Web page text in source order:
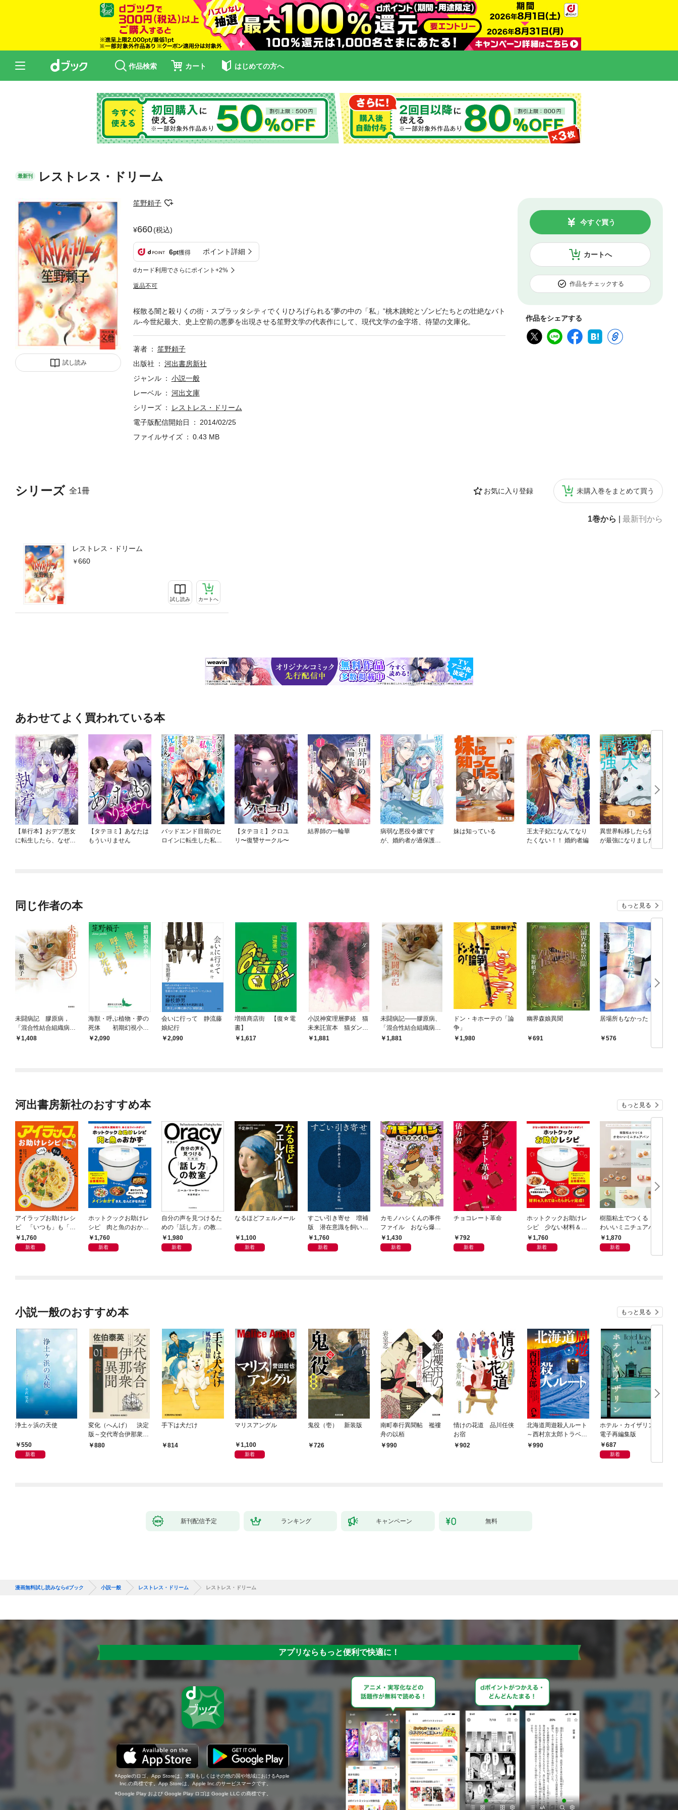
作品検索 カート はじめての方へ
最新刊 レストレス・ドリーム
試し読み
笙野頼子
660(税込)
6pt獲得 ポイント詳細
dカード利用でさらにポイント+2%
返品不可
カートへ
今すぐ買う
作品をチェックする
作品をシェアする
シリーズ 全1冊 お気に入り登録 未購入巻をまとめて買う
1巻から 最新刊から
レストレス・ドリーム
660
試し読み カートへ
桜散る闇と殺りくの街・スプラッタシティでくりひろげられる”夢の中の「私」”桃木跳蛇とゾンビたちとの壮絶なバト
ル‐今世紀最大、史上空前の悪夢を出現させる笙野文学の代表作にして、現代文学の金字塔、待望の文庫化。
著者
笙野頼子
出版社
河出書房新社
ジャンル
小説一般
レーベル
河出文庫
シリーズ
レストレス・ドリーム
電子版配信開始日
2014/02/25
ファイルサイズ
0.43 MB
あわせてよく買われている本
【単行本】おデブ悪女
に転生したら、なぜか
【タテヨミ】あなたは
もういりません
バッドエンド目前のヒ
ロインに転生した私、
【タテヨミ】クロユ
リ〜復讐サークル〜
結界師の一輪華
病弱な悪役令嬢です
が、婚約者が過保護す
妹は知っている
王太子妃になんてなり
たくない！！ 婚約者編
異世界転移したら愛犬
が最強になりました ～
シルバーフェンリルと
同じ作者の本 もっと見る
未闘病記 膠原病，
「混合性結合組織病」
の1,408
海獣・呼ぶ植物・夢の
死体 初期幻視小説
集2,090
会いに行って 静流藤
娘紀行
2,090
増殖商店街 【復☆電
書】
1,617
小説神変理層夢経 猫
未来託宣本 猫ダンジ
ョン荒神
1,881
未闘病記――膠原病、
「混合性結合組織病」
の1,881
ドン・キホーテの「論
争」
1,980
幽界森娘異聞
691
居場所もなかった
576
河出書房新社のおすすめ本 もっと見る
アイラップお助けレシ
ピ 「いつも」も「も
しも」もおいしい！
1,760
新着
ホットクックお助けレ
シピ 肉と魚のおか
ず 少ない材料＆調味
料で、あとはスイッチ
1,760
新着
自分の声を見つけるた
めの「話し方」の教
室 Ｏｒａｃｙ（オラ
シー）
1,980
新着
なるほどフェルメール
1,100
新着
すごい引き寄せ 増補
版 潜在意識を飼い馴
らす方法
1,760
新着
カモノハシくんの事件
ファイル おなら爆
弾！ 危機イッパツ編
1,430
新着
チョコレート革命
792
新着
ホットクックお助けレ
シピ 少ない材料＆調
味料で、あとはスイッ
チポン！
1,760
新着
樹脂粘土でつくる か
わいいミニチュアパ
ン ベーキングパウダ
ーでふっくらふくら
む！ 電子レンジで乾
1,870
新着
小説一般のおすすめ本 もっと見る
浄土ヶ浜の天使
550
新着
変化（へんげ） 決定
版～交代寄合伊那衆異
聞（1）～
880
手下は犬だけ
814
マリスアングル
1,100
新着
鬼役（壱） 新装版
726
南町奉行異聞帖 襤褸
舟の以栢
990
情けの花道 品川任侠
お宿
902
北海道周遊殺人ルート
～西村京太郎トラベル
ミステリー・セレクシ
990
ホテル・カイザリン
電子再編集版
687
新着
新刊配信予定 ランキング キャンペーン 無料
漫画無料試し読みならdブック 小説一般 レストレス・ドリーム レストレス・ドリーム
アプリならもっと便利で快適に！
Appleのロゴ、App Storeは、米国もしくはその他の国や地域におけるApple
Inc.の商標です。App Storeは、Apple Inc.のサービスマークです。
Google Play および Google Play ロゴは Google LLC の商標です。